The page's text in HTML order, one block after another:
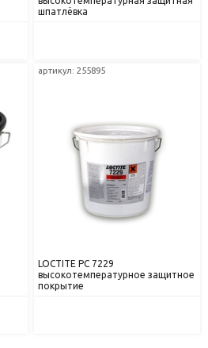
шпатлёвка
артикул: 255895
LOCTITE PC 7229
высокотемпературное защитное
покрытие